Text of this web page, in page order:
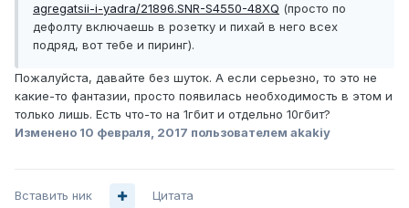
agregatsii-i-yadra/21896.SNR-S4550-48XQ (просто по
дефолту включаешь в розетку и пихай в него всех
подряд, вот тебе и пиринг).
Пожалуйста, давайте без шуток. А если серьезно, то это не
какие-то фантазии, просто появилась необходимость в этом и
только лишь. Есть что-то на 1гбит и отдельно 10гбит?
Изменено 10 февраля, 2017 пользователем akakiy
Вставить ник Цитата